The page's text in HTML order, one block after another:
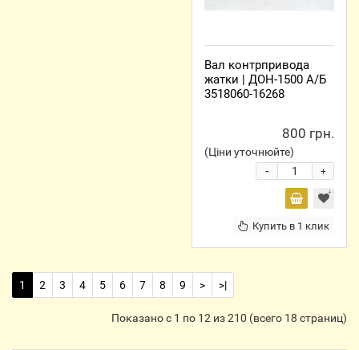
Вал контрпривода
жатки | ДОН-1500 А/Б
3518060-16268
800 грн.
(Ціни уточнюйте)
+
-
Купить в 1 клик
1 2 3 4 5 6 7 8 9 > >|
Показано с 1 по 12 из 210 (всего 18 страниц)